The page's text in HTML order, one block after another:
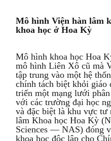
Mô hình Viện hàn lâm
khoa học ở Hoa Kỳ
Mô hình khoa học Hoa
mô hình Liên Xô cũ mà
tập trung vào một hệ
chính tách biệt khỏi giáo
triển một mạng lưới
với các trường đại học
và đặc biệt là khu vực tư
lâm Khoa học Hoa Kỳ
Sciences — NAS) đóng
khoa học độc lập cho